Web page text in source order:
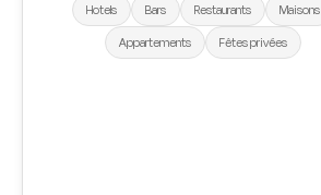
Hotels
Bars Restaurants
Maisons
Appartements
Fêtes privées